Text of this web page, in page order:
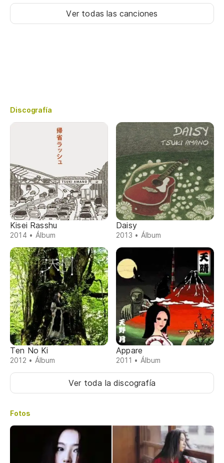
Ver todas las canciones
Discografía
Kisei Rasshu
2014 • Álbum
Daisy
2013 • Álbum
Ten No Ki
2012 • Álbum
Appare
2011 • Álbum
Ver toda la discografía
Fotos